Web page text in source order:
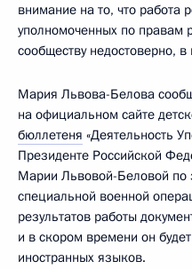
внимание на то, что работа
уполномоченных по правам
сообществу недостоверно,
Мария Львова-Белова
на официальном сайте
бюллетеня «Деятельность
Президенте Российской
Марии Львовой-Беловой по
специальной военной
результатов работы
и в скором времени он
иностранных языков.